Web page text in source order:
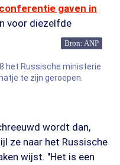
gaven in
voor diezelfde
Bron: ANP
het Russische ministerie
te zijn geroepen.
wordt dan,
ze naar het Russische
wijst. "Het is een